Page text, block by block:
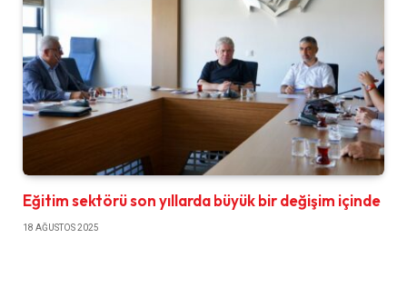
Eğitim sektörü son yıllarda büyük bir değişim içinde
18 AĞUSTOS 2025